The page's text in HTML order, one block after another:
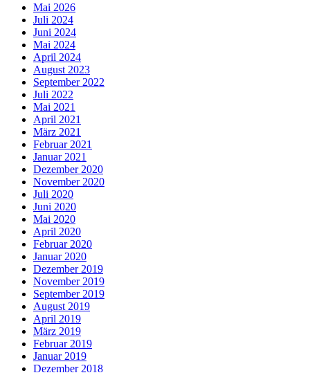
Mai 2026
Juli 2024
Juni 2024
Mai 2024
April 2024
August 2023
September 2022
Juli 2022
Mai 2021
April 2021
März 2021
Februar 2021
Januar 2021
Dezember 2020
November 2020
Juli 2020
Juni 2020
Mai 2020
April 2020
Februar 2020
Januar 2020
Dezember 2019
November 2019
September 2019
August 2019
April 2019
März 2019
Februar 2019
Januar 2019
Dezember 2018